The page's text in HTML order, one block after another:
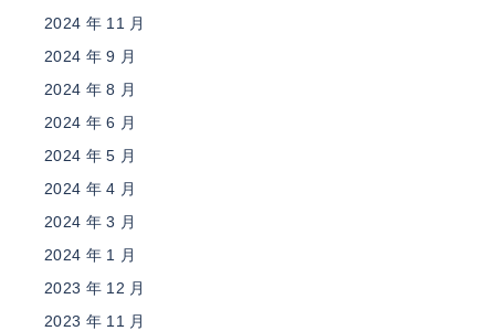
2024 年 11 月
2024 年 9 月
2024 年 8 月
2024 年 6 月
2024 年 5 月
2024 年 4 月
2024 年 3 月
2024 年 1 月
2023 年 12 月
2023 年 11 月